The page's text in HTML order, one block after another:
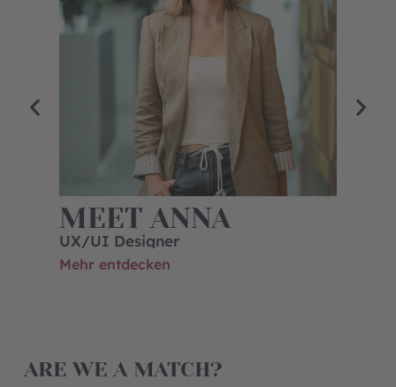
MEET ANNA
UX/UI Designer
Mehr entdecken
ARE WE A MATCH?